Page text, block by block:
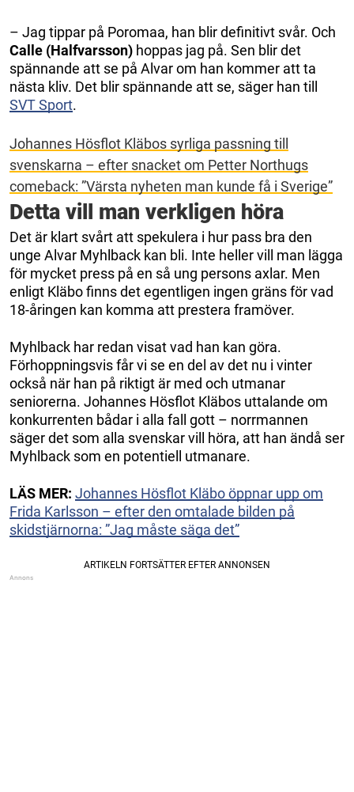
– Jag tippar på Poromaa, han blir definitivt svår. Och
Calle (Halfvarsson) hoppas jag på. Sen blir det
spännande att se på Alvar om han kommer att ta
nästa kliv. Det blir spännande att se, säger han till
SVT Sport.
Johannes Hösflot Kläbos syrliga passning till
svenskarna – efter snacket om Petter Northugs
comeback: ”Värsta nyheten man kunde få i Sverige”
Detta vill man verkligen höra
Det är klart svårt att spekulera i hur pass bra den
unge Alvar Myhlback kan bli. Inte heller vill man lägga
för mycket press på en så ung persons axlar. Men
enligt Kläbo finns det egentligen ingen gräns för vad
18-åringen kan komma att prestera framöver.
Myhlback har redan visat vad han kan göra.
Förhoppningsvis får vi se en del av det nu i vinter
också när han på riktigt är med och utmanar
seniorerna. Johannes Hösflot Kläbos uttalande om
konkurrenten bådar i alla fall gott – norrmannen
säger det som alla svenskar vill höra, att han ändå ser
Myhlback som en potentiell utmanare.
LÄS MER: Johannes Hösflot Kläbo öppnar upp om
Frida Karlsson – efter den omtalade bilden på
skidstjärnorna: ”Jag måste säga det”